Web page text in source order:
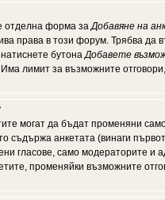
отделна форма заДобавяне на
права в този форум. Трябва да
бутонаДобавете
лимит за възможните
могат да бъдат променяни
съдържа анкетата (винаги
гласове, само модераторите и
променяйки възможните